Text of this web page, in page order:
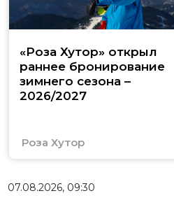
«Роза Хутор» открыл
раннее бронирование
зимнего сезона –
2026/2027
Роза Хутор
07.08.2026, 09:30